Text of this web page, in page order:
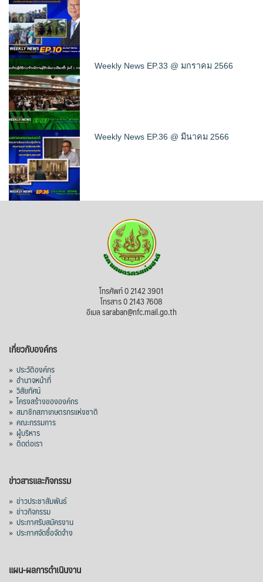
Weekly News EP.33 @ มกราคม 2566
Weekly News EP.36 @ มีนาคม 2566
โทรศัพท์ 0 2142 3901
โทรสาร 0 2143 7608
อีเมล saraban@nfc.mail.go.th
เกี่ยวกับองค์กร
» ประวัติองค์กร
» อำนาจหน้าที่
» วิสัยทัศน์
» โครงสร้างขององค์กร
» สมาชิกสภาเกษตรกรแห่งชาติ
» คณะกรรมการ
» ผู้บริหาร
» ติดต่อเรา
ข่าวสารและกิจกรรม
» ข่าวประชาสัมพันธ์
» ข่าวกิจกรรม
» ประกาศรับสมัครงาน
» ประกาศจัดซื้อจัดจ้าง
แผน-ผลการดำเนินงาน